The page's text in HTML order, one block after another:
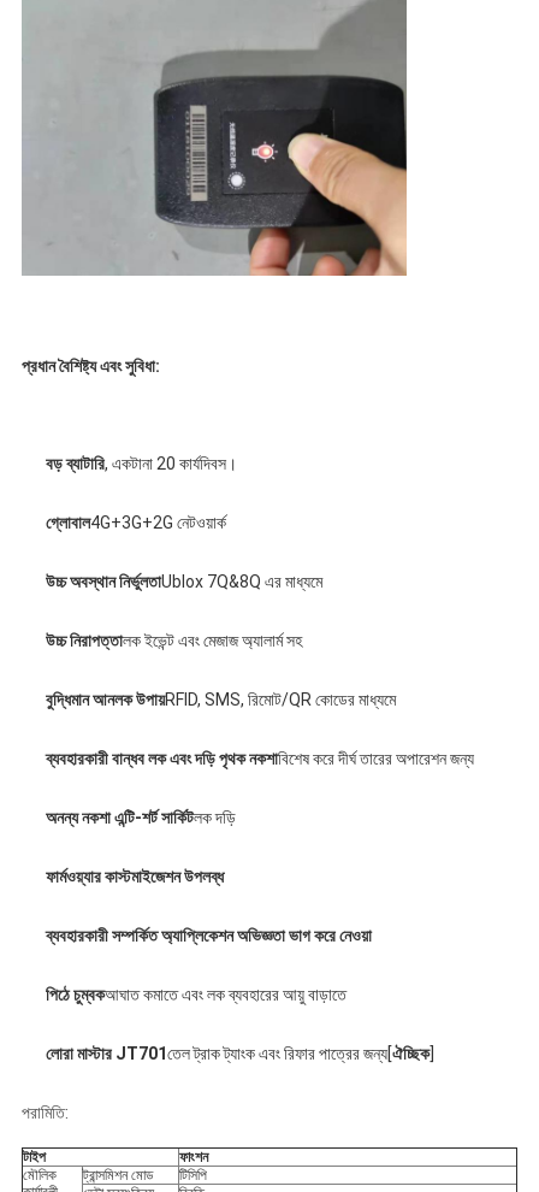
প্রধান বৈশিষ্ট্য এবং সুবিধা:
বড়ব্যাটারি, একটানা 20 কার্যদিবস।
গ্লোবাল4G+3G+2G নেটওয়ার্ক
উচ্চ অবস্থান নির্ভুলতাUblox 7Q&8Q এর মাধ্যমে
উচ্চ নিরাপত্তালক ইভেন্ট এবং মেজাজ অ্যালার্ম সহ
বুদ্ধিমান আনলক উপায়RFID, SMS, রিমোট/QR কোডের মাধ্যমে
ব্যবহারকারী বান্ধব লক এবং দড়ি পৃথক নকশাবিশেষ করে দীর্ঘ তারের অপারেশন জন্য
অনন্য নকশা এন্টি-শর্ট সার্কিটলক দড়ি
ফার্মওয়্যার কাস্টমাইজেশন উপলব্ধ
ব্যবহারকারী সম্পর্কিত অ্যাপ্লিকেশন অভিজ্ঞতা ভাগ করে নেওয়া
পিঠে চুম্বকআঘাত কমাতে এবং লক ব্যবহারের আয়ু বাড়াতে
লোরা মাস্টার JT701তেল ট্রাক ট্যাংক এবং রিফার পাত্রের জন্য[ঐচ্ছিক]
পরামিতি:
টাইপ
ফাংশন
মৌলিক
ট্রান্সমিশন মোড
টিসিপি